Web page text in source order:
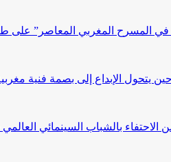
المسرح المغربي المعاصر” على
يتحول الإبداع إلى بصمة فنية
الاحتفاء بالشباب السينمائي